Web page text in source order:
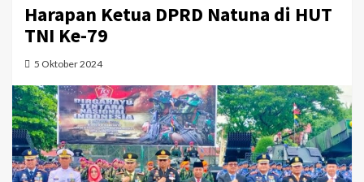
Harapan Ketua DPRD Natuna di HUT
TNI Ke-79
5 Oktober 2024